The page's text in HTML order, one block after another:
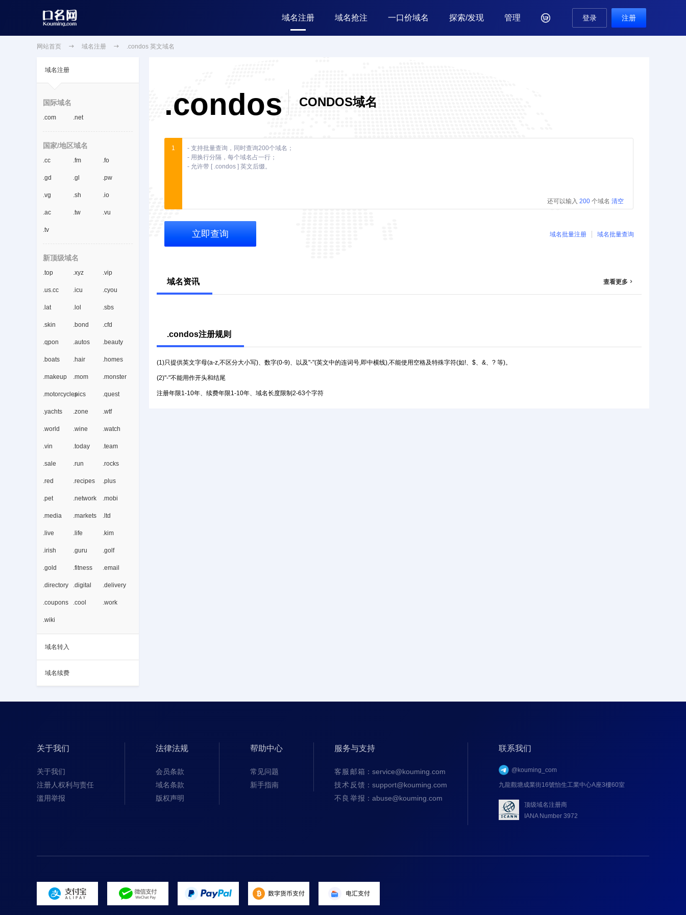
域名注册 域名抢注 一口价域名 探索/发现 管理  登录 注册
网站首页  域名注册  .condos 英文域名
域名注册
国际域名
.com .net
国家/地区域名
.cc .fm .fo
.gd .gl .pw
.vg .sh .io
.ac .tw .vu
.tv
新顶级域名
.top .xyz .vip
.us.cc .icu .cyou
.lat .lol .sbs
.skin .bond .cfd
.qpon .autos .beauty
.boats .hair .homes
.makeup .mom .monster
.motorcycles.pics .quest
.yachts .zone .wtf
.world .wine .watch
.vin .today .team
.sale .run .rocks
.red .recipes .plus
.pet .network .mobi
.media .markets .ltd
.live .life .kim
.irish .guru .golf
.gold .fitness .email
.directory .digital .delivery
.coupons .cool .work
.wiki
域名转入
域名续费
.condos CONDOS域名
1
还可以输入 200 个域名 清空
立即查询 域名批量注册 域名批量查询
域名资讯 查看更多 
.condos注册规则
(1)只提供英文字母(a-z,不区分大小写)、数字(0-9)、以及"-"(英文中的连词号,即中横线),不能使用空格及特殊字符(如!、$、&、? 等)。
(2)"-"不能用作开头和结尾
注册年限1-10年、续费年限1-10年、域名长度限制2-63个字符
关于我们
关于我们
注册人权利与责任
滥用举报
法律法规
会员条款
域名条款
版权声明
帮助中心
常见问题
新手指南
服务与支持
客服邮箱 ：service@kouming.com
技术反馈 ：support@kouming.com
不良举报 ：abuse@kouming.com
联系我们
@kouming_com
九龍觀塘成業街16號怡生工業中心A座3樓60室
顶级域名注册商
IANA Number 3972